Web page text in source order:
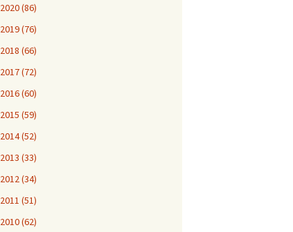
2020 (86)
2019 (76)
2018 (66)
2017 (72)
2016 (60)
2015 (59)
2014 (52)
2013 (33)
2012 (34)
2011 (51)
2010 (62)